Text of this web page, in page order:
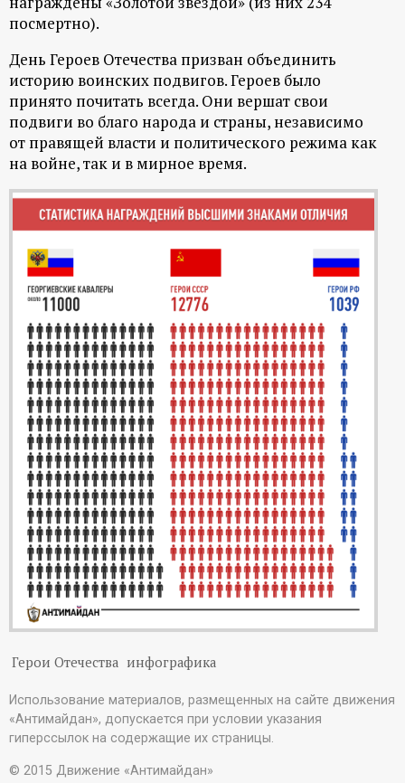
посмертно).
День Героев Отечества призван объединить
историю воинских подвигов. Героев было
принято почитать всегда. Они вершат свои
подвиги во благо народа и страны, независимо
от правящей власти и политического режима как
на войне, так и в мирное время.
Герои Отечества инфографика
Использование материалов, размещенных на сайте движения
«Антимайдан», допускается при условии указания
гиперссылок на содержащие их страницы.
© 2015 Движение «Антимайдан»